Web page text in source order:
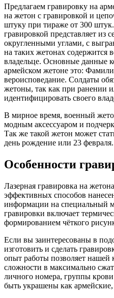
Предлагаем гравировку на
на жетон с гравировкой и
штуку при тираже от 300
гравировкой представляет из
округленными углами, с
на таких жетонах содержится
владельце. Основные данные
армейском жетоне это:
вероисповедание. Солдаты
жетоны, так как при ранении
идентифицировать своего
В мирное время, военный
модным аксессуаром и
Так же такой жетон может
день рождение или 23 февраля.
Особенности
Лазерная гравировка на
эффективных способов
информации на специальный
гравировки включает
формированием чёткого
Если вы заинтересованы в
изготовить и сделать
опыт работы позволяет нашей
сложности в максимально
личного номера, группы
быть украшены как